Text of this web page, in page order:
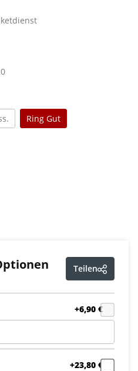
Ring Gut
Teilen
+6,90 €
+23,80 €